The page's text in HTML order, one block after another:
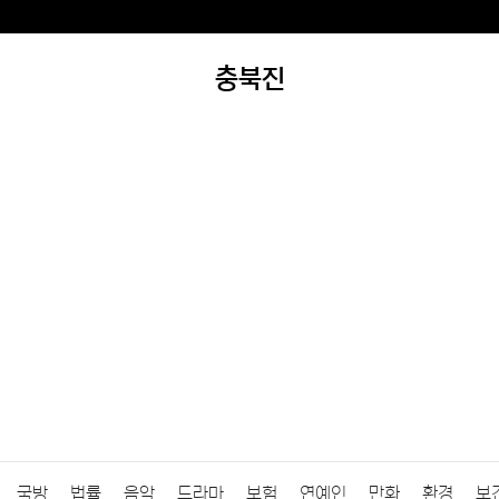
충북진
국방 법률 음악 드라마 보험 연예인 만화 환경 보